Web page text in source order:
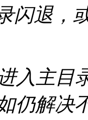
闪退，
入主目
仍解决